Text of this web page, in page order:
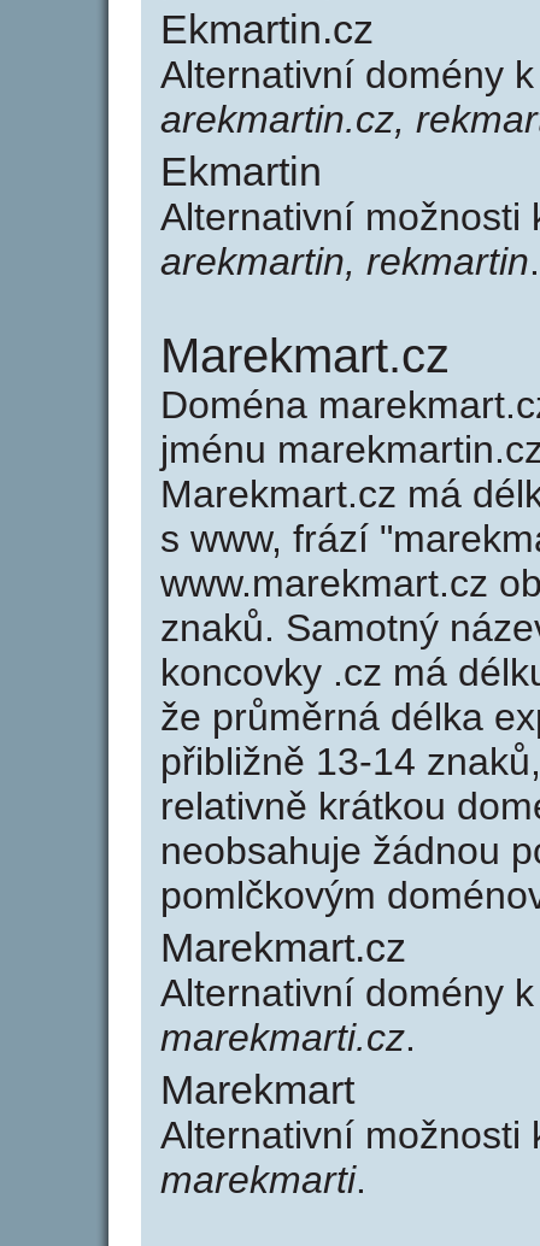
Ekmartin.cz
Alternativní domény
arekmartin.cz,
Ekmartin
Alternativní možnosti
arekmartin, rekmartin.
Marekmart.cz
Doména
jménu
Marekmart.cz má
s www, frází
www.marekmart.cz
znaků. Samotný
koncovky .cz má
že průměrná délka
přibližně 13-14
relativně krátkou
neobsahuje žádnou
pomlčkovým
Marekmart.cz
Alternativní domény
marekmarti.cz.
Marekmart
Alternativní možnosti
marekmarti.